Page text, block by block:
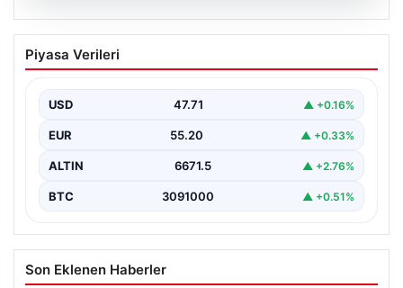
06.08.2026
Altın fiyatları canlı 14 Nisan 2026: Altın
fiyatları ne kadar oldu? Gram, çeyrek,
fiyatları
Piyasa Verileri
USD 47.71 ▲ +0.16%
EUR 55.20 ▲ +0.33%
ALTIN 6671.5 ▲ +2.76%
BTC 3091000 ▲ +0.51%
Son Eklenen Haberler